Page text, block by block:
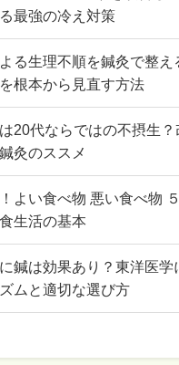
最強の冷え対策
る生理不順を鍼灸で整え
根本から見直す方法
20代ならではの不摂生？
灸のススメ
よい食べ物 悪い食べ物
生活の基本
鍼は効果あり？東洋医学
ムと適切な選び方